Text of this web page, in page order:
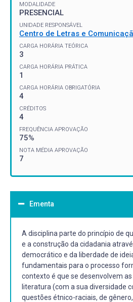
MODALIDADE
PRESENCIAL
UNIDADE RESPONSÁVEL
Centro de Letras e
CARGA HORÁRIA TEÓRICA
3
CARGA HORÁRIA PRÁTICA
1
CARGA HORÁRIA OBRIGATÓRIA
4
CRÉDITOS
4
FREQUÊNCIA APROVAÇÃO
75%
NOTA MÉDIA APROVAÇÃO
7
Ementa
A disciplina parte do princípio de
e a construção da cidadania
democrático e da liberdade de
fundamentais para o processo
contexto é que se desenvolvem
literatura (com a sua diversidade
questões étnico-raciais, de